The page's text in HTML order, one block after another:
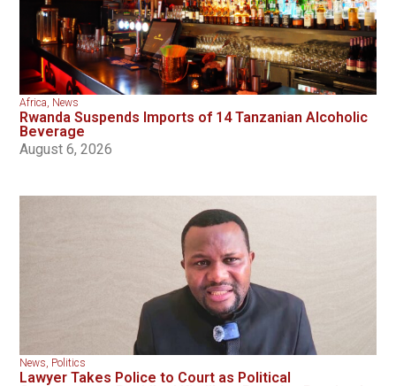
Africa News
Rwanda Suspends Imports of 14 Tanzanian Alcoholic
Beverage
August 6, 2026
News Politics
Lawyer Takes Police to Court as Political